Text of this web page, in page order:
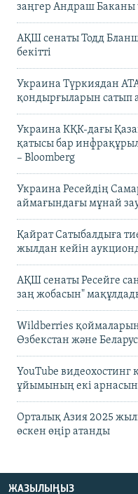
заңгер Андраш Баканы
АҚШ сенаты Тодд
бекітті
Украина Түркиядан
қондырғыларын сатып
Украина КҚК-дағы
қатысы бар
– Bloomberg
Украина Ресейдің
аймағындағы мұнай
Қайрат Сатыбалдыға
жылдан кейін
АҚШ сенаты Ресейге
заң жобасын"
Wildberries
Өзбекстан және
YouTube видеохостинг
ұйымының екі арнасын
Орталық Азия 2025
өскен өңір атанды
ЖАЗЫЛЫҢЫЗ